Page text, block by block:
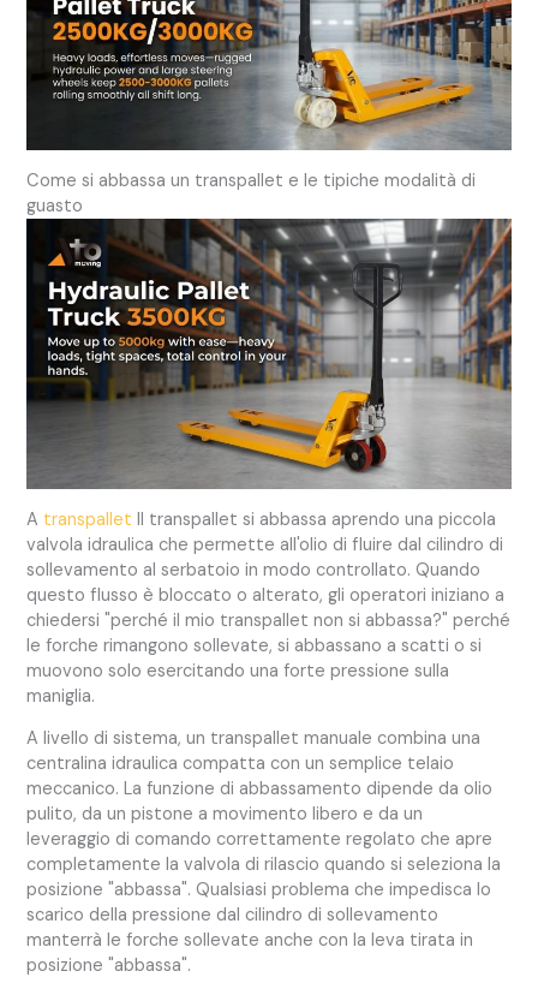
Come si abbassa un transpallet e le tipiche modalità di
guasto
A transpallet Il transpallet si abbassa aprendo una piccola
valvola idraulica che permette all'olio di fluire dal cilindro di
sollevamento al serbatoio in modo controllato. Quando
questo flusso è bloccato o alterato, gli operatori iniziano a
chiedersi "perché il mio transpallet non si abbassa?" perché
le forche rimangono sollevate, si abbassano a scatti o si
muovono solo esercitando una forte pressione sulla
maniglia.
A livello di sistema, un transpallet manuale combina una
centralina idraulica compatta con un semplice telaio
meccanico. La funzione di abbassamento dipende da olio
pulito, da un pistone a movimento libero e da un
leveraggio di comando correttamente regolato che apre
completamente la valvola di rilascio quando si seleziona la
posizione "abbassa". Qualsiasi problema che impedisca lo
scarico della pressione dal cilindro di sollevamento
manterrà le forche sollevate anche con la leva tirata in
posizione "abbassa".